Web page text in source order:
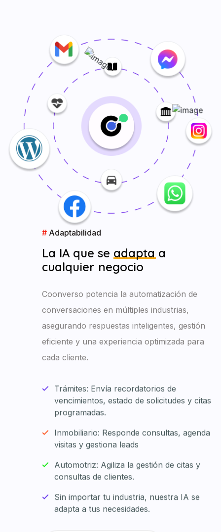
# Adaptabilidad
La IA que se adapta a
cualquier negocio
Coonverso potencia la automatización de
conversaciones en múltiples industrias,
asegurando respuestas inteligentes, gestión
eficiente y una experiencia optimizada para
cada cliente.
Trámites: Envía recordatorios de
vencimientos, estado de solicitudes y citas
programadas.
Inmobiliario: Responde consultas, agenda
visitas y gestiona leads
Automotriz: Agiliza la gestión de citas y
consultas de clientes.
Sin importar tu industria, nuestra IA se
adapta a tus necesidades.